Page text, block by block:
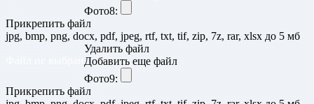
Фото8:
Прикрепить файл
jpg, bmp, png, docx, pdf, jpeg, rtf, txt, tif, zip, 7z, rar, xlsx до 5 мб
Удалить файл
Добавить еще файл
Фото9:
Прикрепить файл